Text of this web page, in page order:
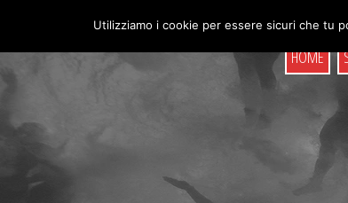
HOME
Utilizziamo i cookie per essere sicuri che tu